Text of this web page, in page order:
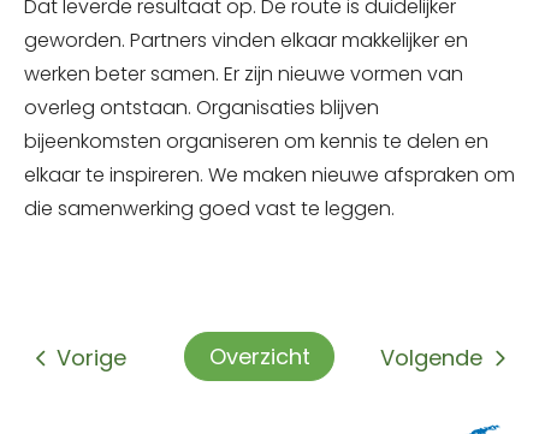
Dat leverde resultaat op. De route is duidelijker
geworden. Partners vinden elkaar makkelijker en
werken beter samen. Er zijn nieuwe vormen van
overleg ontstaan. Organisaties blijven
bijeenkomsten organiseren om kennis te delen en
elkaar te inspireren. We maken nieuwe afspraken om
die samenwerking goed vast te leggen.
Volgende
Overzicht
Vorige